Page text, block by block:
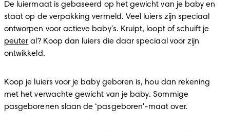
De luiermaat is gebaseerd op het gewicht van je baby en
staat op de verpakking vermeld. Veel luiers zijn speciaal
peuter al? Koop dan luiers die daar speciaal voor zijn
ontwikkeld.
Koop je luiers voor je baby geboren is, hou dan rekening
met het verwachte gewicht van je baby. Sommige
pasgeborenen slaan de ‘pasgeboren'-maat over.